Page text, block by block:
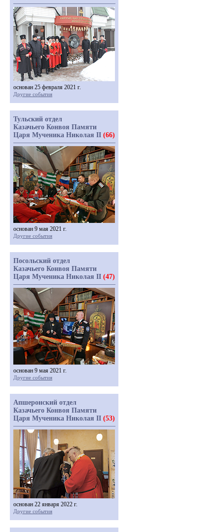
основан 25 февраля 2021 г.
Другие события
Тульский отдел
Казачьего Конвоя Памяти
Царя Мученика Николая II (66)
основан 9 мая 2021 г.
Другие события
Посольский отдел
Казачьего Конвоя Памяти
Царя Мученика Николая II (47)
основан 9 мая 2021 г.
Другие события
Апшеронский отдел
Казачьего Конвоя Памяти
Царя Мученика Николая II (53)
основан 22 января 2022 г.
Другие события